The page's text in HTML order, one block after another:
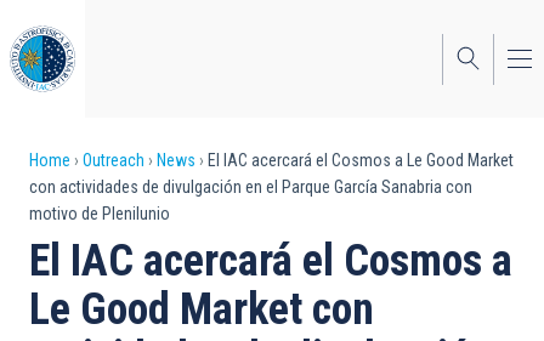
to
main
content
Breadcrumb
Home Outreach News
El IAC acercará el Cosmos a Le Good Market
con actividades de divulgación en el Parque García Sanabria con
motivo de Plenilunio
El IAC acercará el Cosmos a
Le Good Market con